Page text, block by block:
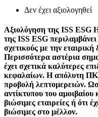
Δεν έχει αξιολογηθεί
Αξιολόγηση της ISS ESG
της ISS ESG
σχετικούς με την
Περισσότερα αστέρια
έχει σχετικά καλύτερες
κεφαλαίων. Η απόλυτη
προβολή λεπτομερειών.
αντίκτυπου του αμοιβαίου
βιώσιμες εταιρείες ή ότι
βιώσιμες στο μέλλον.